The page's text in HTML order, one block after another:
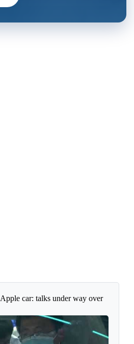
Apple car: talks under way over